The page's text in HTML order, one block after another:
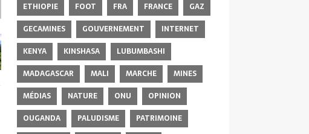
ETHIOPIE
FOOT FRA FRANCE
GAZ
GECAMINES
GOUVERNEMENT
INTERNET
KENYA
KINSHASA
LUBUMBASHI
MADAGASCAR
MALI MARCHE
MINES
MÉDIAS
NATURE ONU
OPINION
OUGANDA
PALUDISME PATRIMOINE